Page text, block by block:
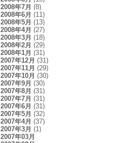
2008年7月 (8)
2008年6月 (11)
2008年5月 (13)
2008年4月 (27)
2008年3月 (18)
2008年2月 (29)
2008年1月 (31)
2007年12月 (31)
2007年11月 (29)
2007年10月 (30)
2007年9月 (30)
2007年8月 (31)
2007年7月 (31)
2007年6月 (31)
2007年5月 (32)
2007年4月 (37)
2007年3月 (1)
2007年03月